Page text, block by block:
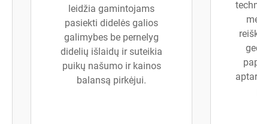
leidžia gamintojams
pasiekti didelės galios
galimybes be pernelyg
didelių išlaidų ir suteikia
puikų našumo ir kainos
balansą pirkėjui.